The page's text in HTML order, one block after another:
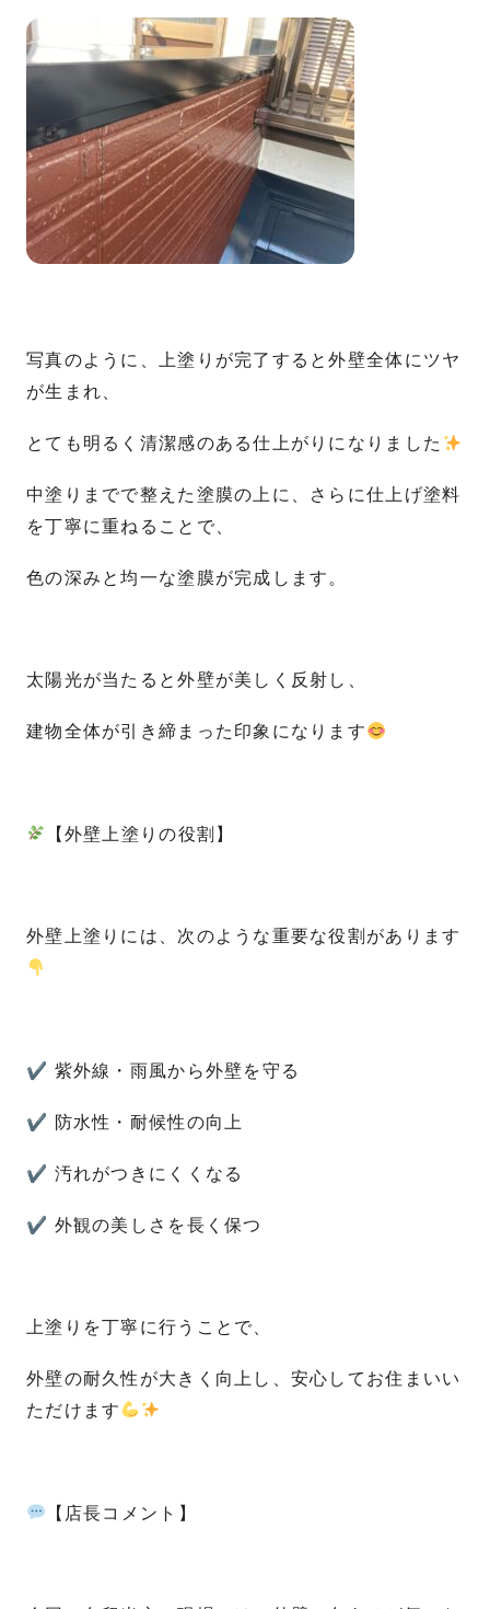
写真のように、上塗りが完了すると外壁全体にツヤ
が生まれ、
とても明るく清潔感のある仕上がりになりました
中塗りまでで整えた塗膜の上に、さらに仕上げ塗料
を丁寧に重ねることで、
色の深みと均一な塗膜が完成します。
太陽光が当たると外壁が美しく反射し、
建物全体が引き締まった印象になります
【外壁上塗りの役割】
外壁上塗りには、次のような重要な役割があります
✔ 紫外線・雨風から外壁を守る
✔ 防水性・耐候性の向上
✔ 汚れがつきにくくなる
✔ 外観の美しさを長く保つ
上塗りを丁寧に行うことで、
外壁の耐久性が大きく向上し、安心してお住まいい
ただけます
【店長コメント】